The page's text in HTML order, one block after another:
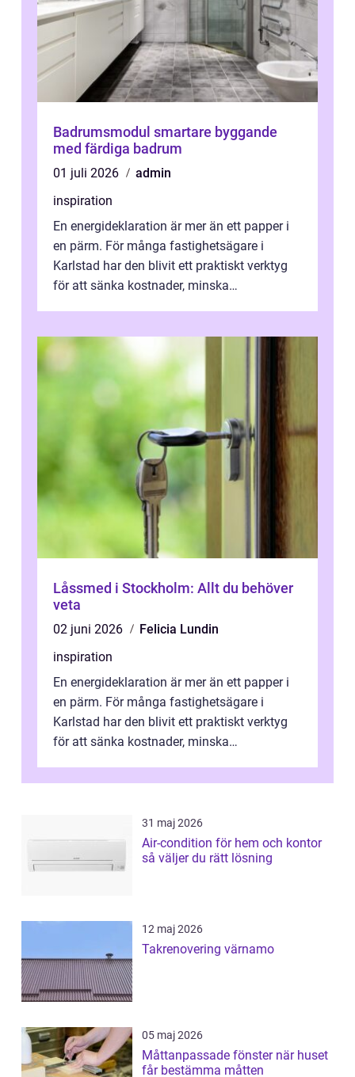
Badrumsmodul smartare byggande
med färdiga badrum
01 juli 2026
admin
inspiration
En energideklaration är mer än ett papper i
en pärm. För många fastighetsägare i
Karlstad har den blivit ett praktiskt verktyg
för att sänka kostnader, minska
Låssmed i Stockholm: Allt du behöver
veta
02 juni 2026
Felicia Lundin
inspiration
En energideklaration är mer än ett papper i
en pärm. För många fastighetsägare i
Karlstad har den blivit ett praktiskt verktyg
för att sänka kostnader, minska
31 maj 2026
Air-condition för hem och kontor
så väljer du rätt lösning
12 maj 2026
Takrenovering värnamo
05 maj 2026
Måttanpassade fönster när huset
får bestämma måtten